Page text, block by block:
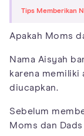
Tips Memberikan
Apakah Moms
Nama Aisyah
karena memiliki
diucapkan.
Sebelum
Moms dan